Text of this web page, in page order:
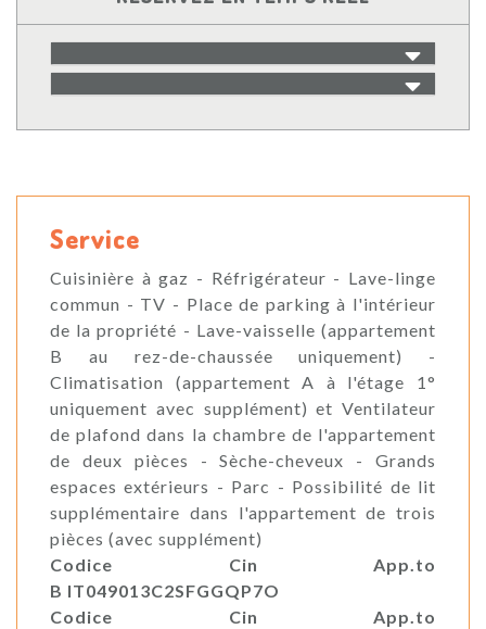
Service
Cuisinière à gaz - Réfrigérateur - Lave-linge
commun - TV - Place de parking à l'intérieur
de la propriété - Lave-vaisselle (appartement
B au rez-de-chaussée uniquement) -
Climatisation (appartement A à l'étage 1°
uniquement avec supplément) et Ventilateur
de plafond dans la chambre de l'appartement
de deux pièces - Sèche-cheveux - Grands
espaces extérieurs - Parc - Possibilité de lit
supplémentaire dans l'appartement de trois
pièces (avec supplément)
Codice Cin App.to
B IT049013C2SFGGQP7O
Codice Cin App.to